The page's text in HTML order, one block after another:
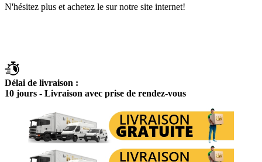
N'hésitez plus et achetez le sur notre site internet!
Délai de livraison :
10 jours - Livraison avec prise de rendez-vous